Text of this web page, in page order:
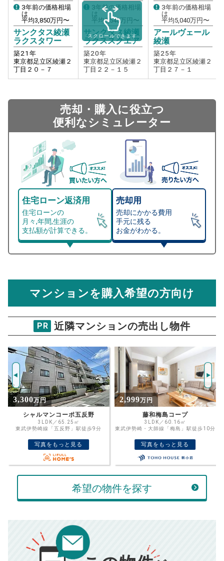
3年前の価格相場
は
平均3,850万円〜
サンクタス綾瀬
ラクスタワー
築21 年
東京都足立区綾瀬２
丁目２０－７
3年前の価格相場
は
平均5,540万円〜
サンクタス綾瀬
ラクススクエア
築20年
東京都足立区綾瀬２
丁目２２－１５
3年前の価格相場
は
平均5,040万円〜
アールヴェール
綾瀬
築25年
東京都足立区綾瀬２
丁目２７－１
スクロールできます
売却・購入に役立つ
便利なシミュレーター
住宅ローン返済用
住宅ローンの
月々,年間,生涯の
支払額が計算できる。
売却用
売却にかかる費用
手元に残る
お金がわかる。
総支払額シミュレーション
物件価格
万円
ご希望の
返済期間
年
住宅ローン
金利
%
ボーナス
返済金額
万円
万円
返済シミュレーション計算結果
マンション売却シミュレーター
サンクタス綾瀬ラクスタワー
試算条件 63㎡・7階
推定売却価格：3660万円
資金計画のために査定額や希望売却価
格を入力して活用するのもおすすめ◎
万円
計算する
00万円
■仲介手数料／ 00万円
マンションを購入希望の方向け
PR 近隣マンションの売出し物件
2,999万円
藤和梅島コープ
3LDK／60.16㎡
東武伊勢崎・大師線「梅島」駅徒歩10分
写真をもっと見る
7,500万円
サンリット西新井
3LDK／131.19㎡
東武伊勢崎・大師線「大師前」駅徒歩8
写真をもっと見る
希望の物件を探す